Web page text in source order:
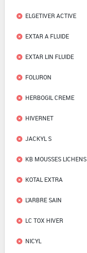
ELGETIVER ACTIVE
EXTAR A FLUIDE
EXTAR LIN FLUIDE
FOLURON
HERBOGIL CREME
HIVERNET
JACKYL S
KB MOUSSES LICHENS
KOTAL EXTRA
L'ARBRE SAIN
LC TOX HIVER
NICYL